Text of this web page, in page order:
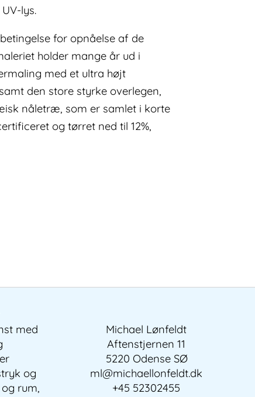
lys.
for opnåelse af de
holder mange år ud i
med et ultra højt
den store styrke overlegen,
nåletræ, som er samlet i korte
og tørret ned til 12%,
med
og
rum,
Michael Lønfeldt
Aftenstjernen 11
5220 Odense SØ
ml@michaellonfeldt.dk
+45 52302455